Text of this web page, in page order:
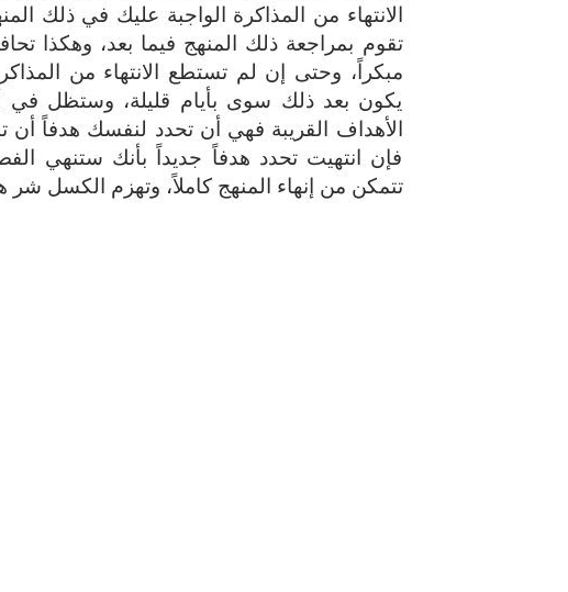
الانتهاء من المذاكرة الواجبة عليك في ذلك
تقوم بمراجعة ذلك المنهج فيما بعد، وهكذا
مبكراً، وحتى إن لم تستطع الانتهاء من
يكون بعد ذلك سوى بأيام قليلة، وستظل في
الأهداف القريبة فهي أن تحدد لنفسك هدفاً أن
فإن انتهيت تحدد هدفاً جديداً بأنك ستنهي
تتمكن من إنهاء المنهج كاملاً، وتهزم الكسل شر